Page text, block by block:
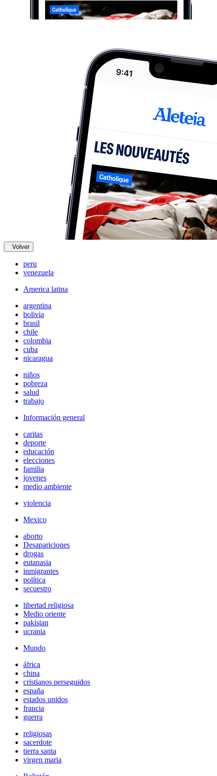
Volver
peru
venezuela
America latina
argentina
bolivia
brasil
chile
colombia
cuba
nicaragua
niños
pobreza
salud
trabajo
Información general
caritas
deporte
educación
elecciones
familia
jovenes
medio ambiente
violencia
Mexico
aborto
Desapariciones
drogas
eutanasia
inmigrantes
política
secuestro
libertad religiosa
Medio oriente
pakistan
ucrania
Mundo
áfrica
china
cristianos perseguidos
españa
estados unidos
francia
guerra
religiosas
sacerdote
tierra santa
virgen maria